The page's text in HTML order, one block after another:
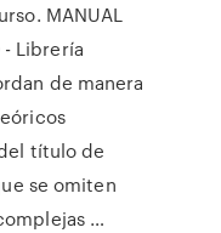
MANUAL
- Librería
de manera
título de
se omiten
…